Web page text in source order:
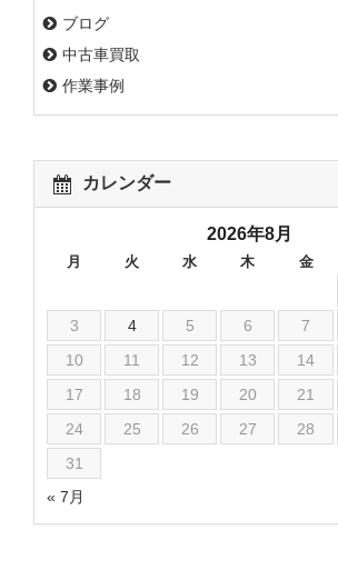
ブログ
中古車買取
作業事例
カレンダー
2026年8月
月 火 水 木 金
« 7月
3
4 5 6 7
10
11 12 13 14
17
18 19 20 21
24
25 26 27 28
31